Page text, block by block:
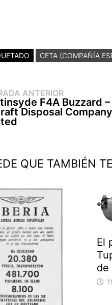
CETA (COMPAÑÍA
ANTERIOREntrada
anterior:
F4A Buzzard –
Disposal Company
QUE TAMBIÉN
El
de